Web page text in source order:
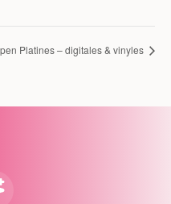
Platines – digitales & vinyles